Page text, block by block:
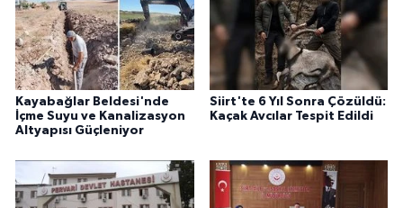
Kayabağlar Beldesi'nde
İçme Suyu ve Kanalizasyon
Altyapısı Güçleniyor
Siirt'te 6 Yıl Sonra Çözüldü:
Kaçak Avcılar Tespit Edildi